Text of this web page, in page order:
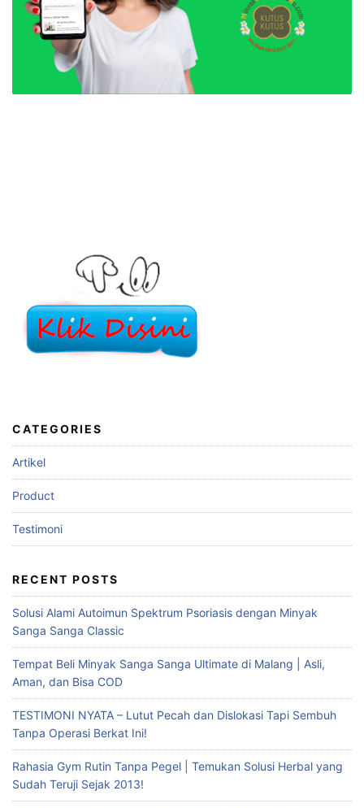
CATEGORIES
Artikel
Product
Testimoni
RECENT POSTS
Solusi Alami Autoimun Spektrum Psoriasis dengan Minyak
Sanga Sanga Classic
Tempat Beli Minyak Sanga Sanga Ultimate di Malang | Asli,
Aman, dan Bisa COD
TESTIMONI NYATA – Lutut Pecah dan Dislokasi Tapi Sembuh
Tanpa Operasi Berkat Ini!
Rahasia Gym Rutin Tanpa Pegel | Temukan Solusi Herbal yang
Sudah Teruji Sejak 2013!